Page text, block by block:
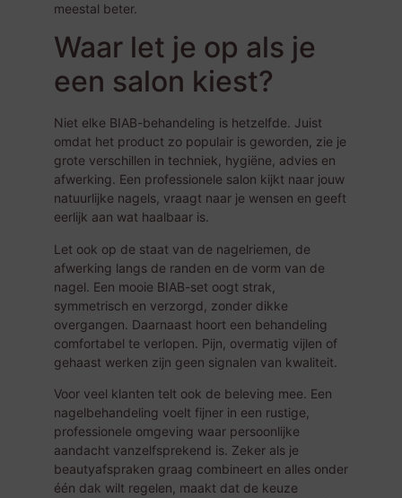
meestal beter.
Waar let je op als je
een salon kiest?
Niet elke BIAB-behandeling is hetzelfde. Juist
omdat het product zo populair is geworden, zie je
grote verschillen in techniek, hygiëne, advies en
afwerking. Een professionele salon kijkt naar jouw
natuurlijke nagels, vraagt naar je wensen en geeft
eerlijk aan wat haalbaar is.
Let ook op de staat van de nagelriemen, de
afwerking langs de randen en de vorm van de
nagel. Een mooie BIAB-set oogt strak,
symmetrisch en verzorgd, zonder dikke
overgangen. Daarnaast hoort een behandeling
comfortabel te verlopen. Pijn, overmatig vijlen of
gehaast werken zijn geen signalen van kwaliteit.
Voor veel klanten telt ook de beleving mee. Een
nagelbehandeling voelt fijner in een rustige,
professionele omgeving waar persoonlijke
aandacht vanzelfsprekend is. Zeker als je
beautyafspraken graag combineert en alles onder
één dak wilt regelen, maakt dat de keuze